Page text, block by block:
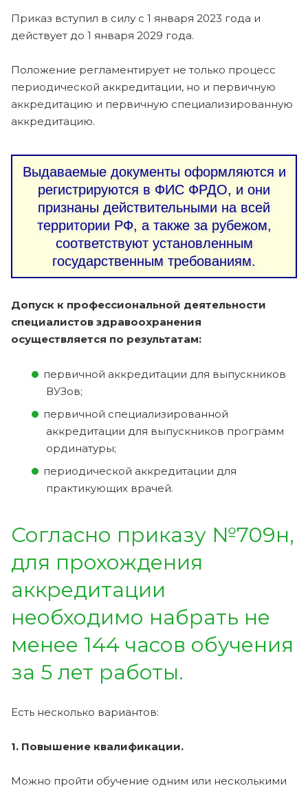
Приказ вступил в силу с 1 января 2023 года и
действует до 1 января 2029 года.
Положение регламентирует не только процесс
периодической аккредитации, но и первичную
аккредитацию и первичную специализированную
аккредитацию.
Выдаваемые документы оформляются и
регистрируются в ФИС ФРДО, и они
признаны действительными на всей
территории РФ, а также за рубежом,
соответствуют установленным
государственным требованиям.
Допуск к профессиональной деятельности
специалистов здравоохранения
осуществляется по результатам:
первичной аккредитации для выпускников
ВУЗов;
первичной специализированной
аккредитации для выпускников программ
ординатуры;
периодической аккредитации для
практикующих врачей.
Согласно приказу №709н,
для прохождения
аккредитации
необходимо набрать не
менее 144 часов обучения
за 5 лет работы.
Есть несколько вариантов:
1. Повышение квалификации.
Можно пройти обучение одним или несколькими